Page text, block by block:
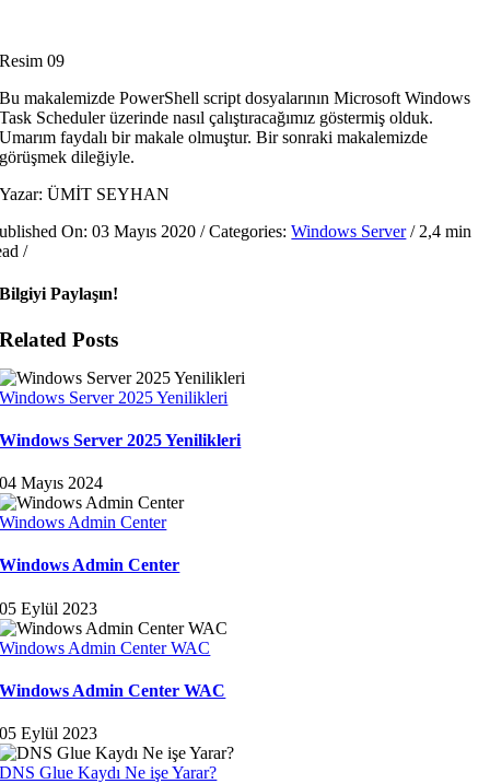
Resim 09
Bu makalemizde PowerShell script dosyalarının Microsoft Windows
Task Scheduler üzerinde nasıl çalıştıracağımız göstermiş olduk.
Umarım faydalı bir makale olmuştur. Bir sonraki makalemizde
görüşmek dileğiyle.
Yazar: ÜMİT SEYHAN
On: 03 Mayıs 2020 /Categories:Windows Server/ 2,4 min
/
Bilgiyi Paylaşın!
Related Posts
Windows Server 2025 Yenilikleri
Windows Server 2025 Yenilikleri
04 Mayıs 2024
Windows Admin Center
Windows Admin Center
05 Eylül 2023
Windows Admin Center WAC
Windows Admin Center WAC
05 Eylül 2023
DNS Glue Kaydı Ne işe Yarar?